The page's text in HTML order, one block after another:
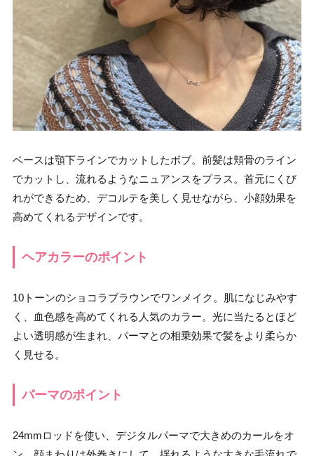
ベースは顎下ラインでカットしたボブ。前髪は頬骨のライン
でカットし、流れるようなニュアンスをプラス。首元にくび
れができるため、デコルテを美しく見せながら、小顔効果を
高めてくれるデザインです。
ヘアカラーのポイント
10トーンのショコラブラウンでワンメイク。肌になじみやす
く、血色感を高めてくれる人気のカラー。光に当たるとほど
よい透明感が生まれ、パーマとの相乗効果で髪をより柔らか
く見せる。
パーマのポイント
24mmロッドを使い、デジタルパーマで大きめのカールをオ